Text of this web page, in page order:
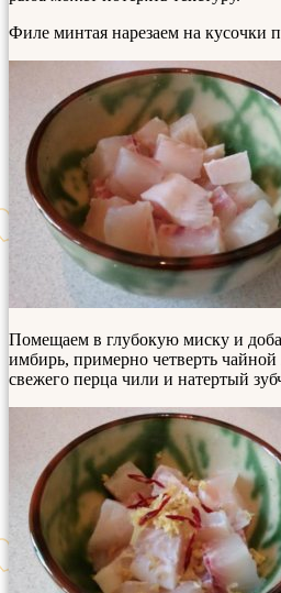
Филе минтая нарезаем на кусочки
Помещаем в глубокую миску и
имбирь, примерно четверть чайной
свежего перца чили и натертый